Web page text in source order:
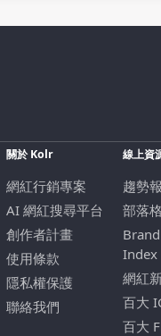
關於 Kolr
網紅行銷專案
AI 網紅搜尋平台
創作者計畫
使用條款
隱私權保護
聯絡我們
線上資
趨勢
部落格
Index
網紅
百大
百大